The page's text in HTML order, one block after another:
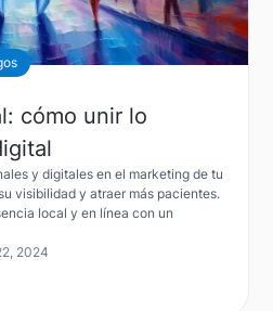
cómo unir lo
y digitales en el marketing de tu
visibilidad y atraer más pacientes.
local y en línea con un
2024